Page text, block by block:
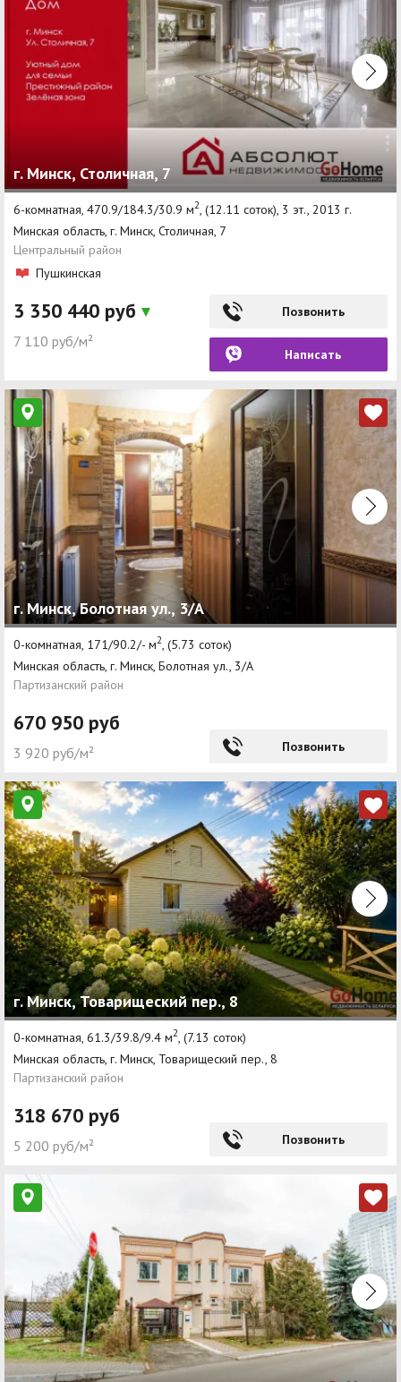
г. Минск, Столичная, 7
6-комнатная, 470.9/184.3/30.9 м2, (12.11 соток), 3 эт., 2013 г.
Минская область, г. Минск, Столичная, 7
Центральный район
Пушкинская
3 350 440 руб
7 110 руб/м²
Позвонить
Написать
г. Минск, Болотная ул., 3/А
0-комнатная, 171/90.2/- м2, (5.73 соток)
Минская область, г. Минск, Болотная ул., 3/А
Партизанский район
670 950 руб
3 920 руб/м² Позвонить
г. Минск, Товарищеский пер., 8
0-комнатная, 61.3/39.8/9.4 м2 , (7.13 соток)
Минская область, г. Минск, Товарищеский пер., 8
Партизанский район
318 670 руб
5 200 руб/м² Позвонить